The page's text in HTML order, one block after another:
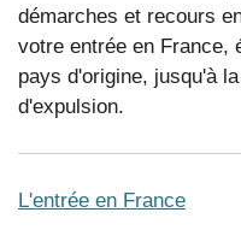
démarches et recours
votre entrée en France,
pays d'origine, jusqu'à
d'expulsion.
L'entrée en France